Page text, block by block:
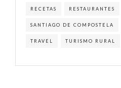
RECETAS RESTAURANTES
SANTIAGO DE COMPOSTELA
TRAVEL TURISMO RURAL